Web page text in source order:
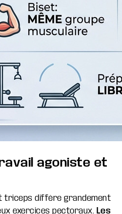
agoniste et
triceps diffère grandement
exercices pectoraux. Les